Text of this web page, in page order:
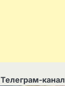
Телеграм-канал